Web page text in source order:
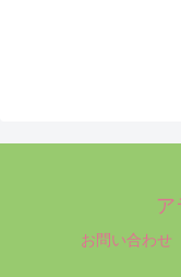
お問い合わせ